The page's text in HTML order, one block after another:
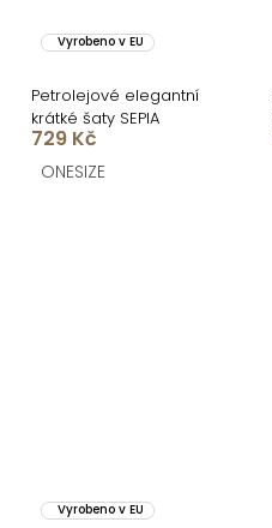
Vyrobeno v EU
Petrolejové elegantní
krátké šaty SEPIA
729 Kč
ONESIZE
Vyrobeno v EU